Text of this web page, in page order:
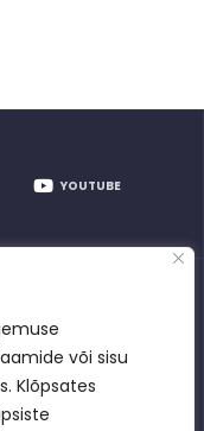
või sisu
Klõpsates
YOUTUBE
2026